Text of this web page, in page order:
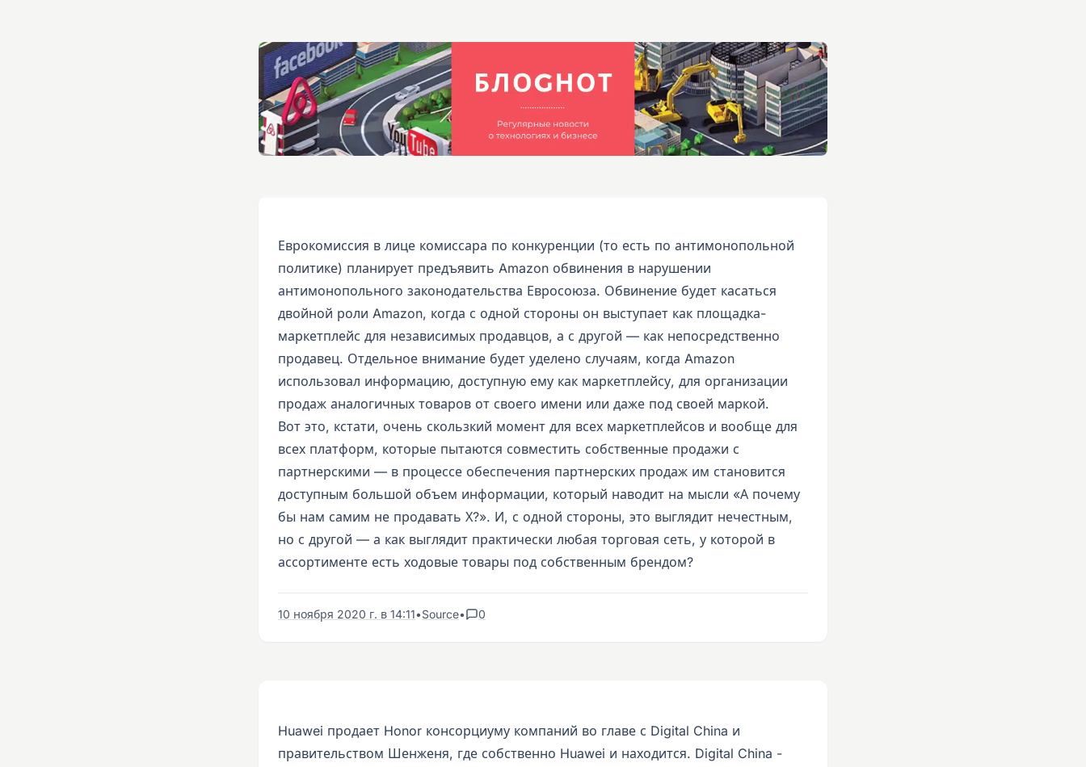
Еврокомиссия в лице комиссара по конкуренции (то есть по антимонопольной
политике) планирует предъявить Amazon обвинения в нарушении
антимонопольного законодательства Евросоюза. Обвинение будет касаться
двойной роли Amazon, когда с одной стороны он выступает как площадка-
маркетплейс для независимых продавцов, а с другой — как непосредственно
продавец. Отдельное внимание будет уделено случаям, когда Amazon
использовал информацию, доступную ему как маркетплейсу, для организации
продаж аналогичных товаров от своего имени или даже под своей маркой.
Вот это, кстати, очень скользкий момент для всех маркетплейсов и вообще для
всех платформ, которые пытаются совместить собственные продажи с
партнерскими — в процессе обеспечения партнерских продаж им становится
доступным большой объем информации, который наводит на мысли «А почему
бы нам самим не продавать Х?». И, с одной стороны, это выглядит нечестным,
но с другой — а как выглядит практически любая торговая сеть, у которой в
ассортименте есть ходовые товары под собственным брендом?
10 ноября 2020 г. в 14:11•Source• 0
Huawei продает Honor консорциуму компаний во главе с Digital China и
правительством Шенженя, где собственно Huawei и находится. Digital China -